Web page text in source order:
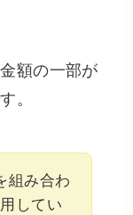
額の一部が
。
組み合わ
してい